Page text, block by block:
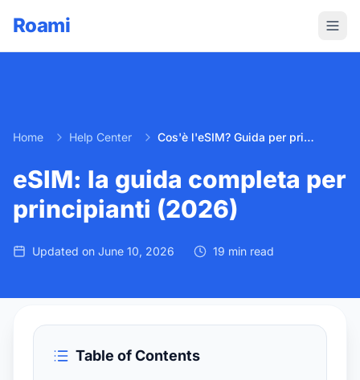
Roami
Home Help Center Cos'è l'eSIM? Guida per principianti (2026)
eSIM: la guida completa per
principianti (2026)
Updated on June 10, 2026 19 min read
Table of Contents